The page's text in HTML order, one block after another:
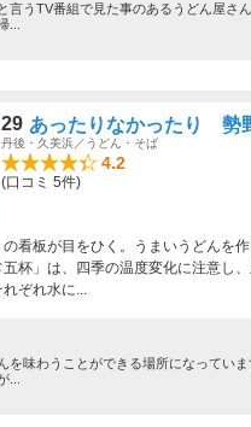
言うTV番組で見た事のあるうどん屋さ
...
29 あったりなかったり 勢
丹後・久美浜／うどん・そば
4.2
(口コミ 5件)
の看板が目をひく。うまいうどんを
杯」は、四季の温度変化に注意し
ぞれ水に...
を味わうことができる場所になってい
...